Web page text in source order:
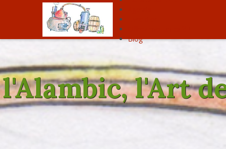
Blog
l'Alambic, l'Art